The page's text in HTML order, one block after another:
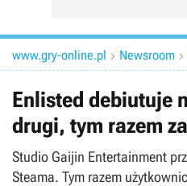
www.gry-online.pl  Newsroom 
Enlisted debiutuje
drugi, tym razem
Studio Gaijin Entertainment
Steama. Tym razem